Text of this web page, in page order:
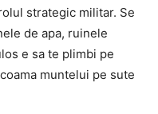
strategic militar. Se
de apa, ruinele
e sa te plimbi pe
muntelui pe sute